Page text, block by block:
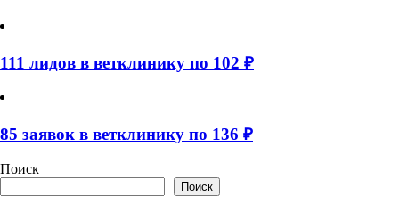
111 лидов в ветклинику по 102 ₽
85 заявок в ветклинику по 136 ₽
Поиск
Поиск